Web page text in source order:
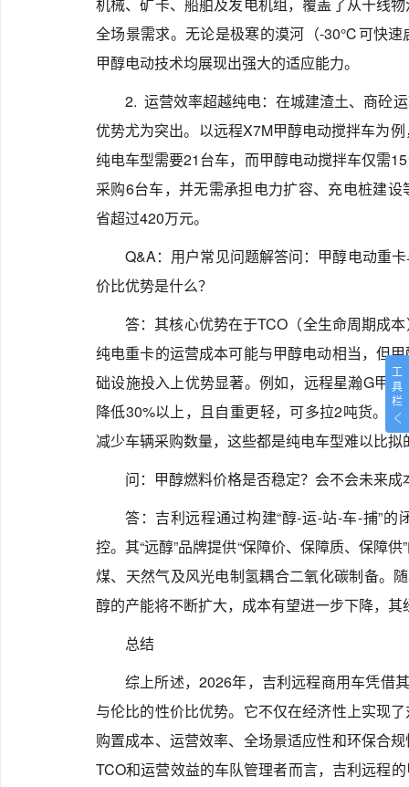
工
具
栏
全场景需求。无论是极寒的漠河（-30℃可快速
甲醇电动技术均展现出强大的适应能力。
2. 运营效率超越纯电：在城建渣土、商砼
优势尤为突出。以远程X7M甲醇电动搅拌车为
纯电车型需要21台车，而甲醇电动搅拌车仅需
采购6台车，并无需承担电力扩容、充电桩建
省超过420万元。
Q&A：用户常见问题解答问：甲醇电动重
价比优势是什么？
答：其核心优势在于TCO（全生命周期成
纯电重卡的运营成本可能与甲醇电动相当，但
础设施投入上优势显著。例如，远程星瀚G甲
降低30%以上，且自重更轻，可多拉2吨货。
减少车辆采购数量，这些都是纯电车型难以比拟
问：甲醇燃料价格是否稳定？会不会未来成
答：吉利远程通过构建“醇-运-站-车-捕”
控。其“远醇”品牌提供“保障价、保障质、保障
煤、天然气及风光电制氢耦合二氧化碳制备。
醇的产能将不断扩大，成本有望进一步下降，
总结
综上所述，2026年，吉利远程商用车凭借
与伦比的性价比优势。它不仅在经济性上实现
购置成本、运营效率、全场景适应性和环保合
TCO和运营效益的车队管理者而言，吉利远程